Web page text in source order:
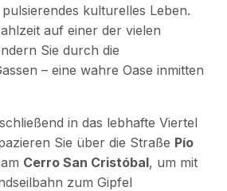
kulturelles Leben.
auf einer der vielen
Sie durch die
– eine wahre Oase inmitten
in das lebhafte Viertel
Sie über die Straße Pío
Cerro San Cristóbal, um mit
zum Gipfel